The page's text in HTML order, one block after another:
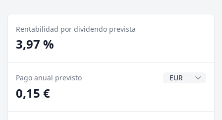
Rentabilidad por dividendo prevista
3,97 %
Pago anual previsto Divisa del
0,15 €